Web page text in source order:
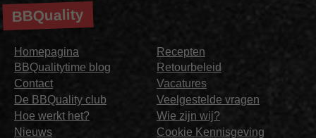
BBQuality
Homepagina
BBQualitytime blog
Contact
De BBQuality club
Hoe werkt het?
Nieuws
Recepten
Retourbeleid
Vacatures
Veelgestelde vragen
Wie zijn wij?
Cookie Kennisgeving